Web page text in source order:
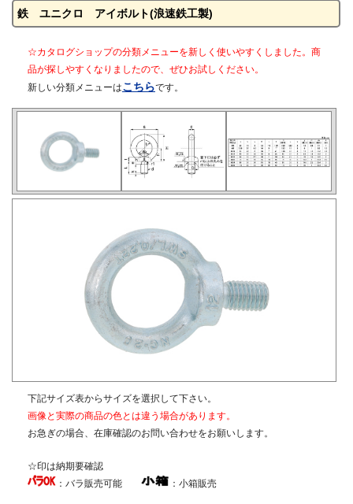
鉄 ユニクロ アイボルト(浪速鉄工製)
☆カタログショップの分類メニューを新しく使いやすくしました。商
品が探しやすくなりましたので、ぜひお試しください。
新しい分類メニューはこちらです。
下記サイズ表からサイズを選択して下さい。
画像と実際の商品の色とは違う場合があります。
お急ぎの場合、在庫確認のお問い合わせをお願いします。
☆印は納期要確認
：バラ販売可能
：小箱販売